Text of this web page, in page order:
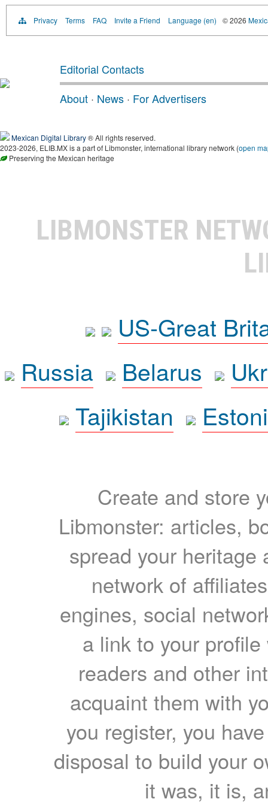
Privacy Terms FAQ Invite a Friend Language (en) © 2026
Editorial Contacts
About · News · For Advertisers
Mexican Digital Library® All rights reserved.
2023-2026, ELIB.MX is a part of Libmonster, international library network (open
Preserving the Mexican heritage
LIBMONSTER
US-Great
Russia
Belarus
Tajikistan
Create and store
Libmonster: articles,
spread your heritage
network of
engines, social
a link to your
readers and other
acquaint them with
you register, you
disposal to build your
it was, it is,